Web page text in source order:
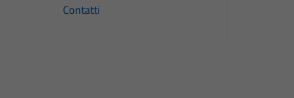
Contatti